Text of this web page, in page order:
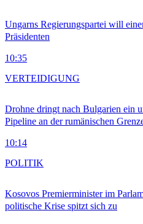
Ungarns Regierungspartei will
Präsidenten
10:35
Drohne dringt nach Bulgarien ein
Pipeline an der rumänischen
10:14
VERTEIDIGUNG
Kosovos Premierminister im
politische Krise spitzt sich zu
POLITIK